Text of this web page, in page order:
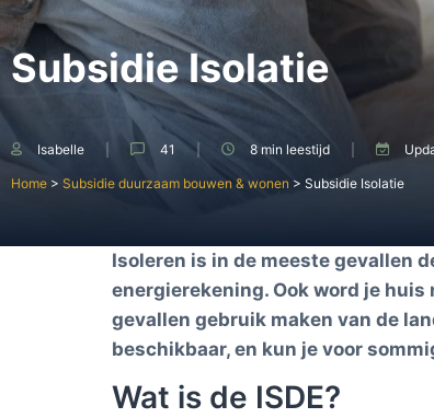
Subsidie Isolatie
Isabelle 41 8 min leestijd
Home > Subsidie duurzaam bouwen & wonen > Subsidie Isolatie
Isoleren is in de meeste gevallen
energierekening. Ook word je
gevallen gebruik maken van de
beschikbaar, en kun je voor
Wat is de ISDE?